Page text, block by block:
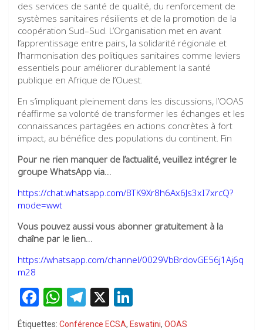
des services de santé de qualité, du renforcement de
systèmes sanitaires résilients et de la promotion de la
coopération Sud–Sud. L’Organisation met en avant
l’apprentissage entre pairs, la solidarité régionale et
l’harmonisation des politiques sanitaires comme leviers
essentiels pour améliorer durablement la santé
publique en Afrique de l’Ouest.
En s’impliquant pleinement dans les discussions, l’OOAS
réaffirme sa volonté de transformer les échanges et les
connaissances partagées en actions concrètes à fort
impact, au bénéfice des populations du continent. Fin
Pour ne rien manquer de l’actualité, veuillez intégrer le
groupe WhatsApp via…
https://chat.whatsapp.com/BTK9Xr8h6Ax6Js3xI7xrcQ?
mode=wwt
Vous pouvez aussi vous abonner gratuitement à la
chaîne par le lien…
https://whatsapp.com/channel/0029VbBrdovGE56j1Aj6q
m28
F
a
W
h
T
X
n
Étiquettes: Conférence ECSA, Eswatini, OOAS